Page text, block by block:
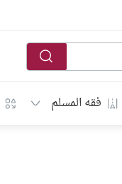
فقه المسلم